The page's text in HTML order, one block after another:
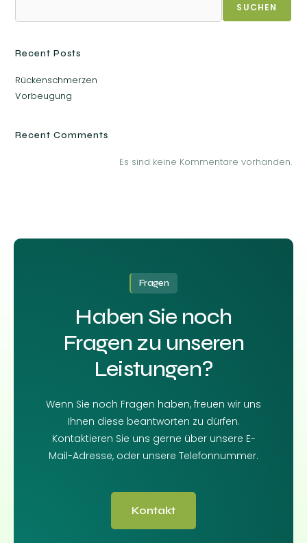
SUCHEN
Recent Posts
Rückenschmerzen
Vorbeugung
Recent Comments
Es sind keine Kommentare vorhanden.
Fragen
Haben Sie noch
Fragen zu unseren
Leistungen?
Wenn Sie noch Fragen haben, freuen wir uns
Ihnen diese beantworten zu dürfen.
Kontaktieren Sie uns gerne über unsere E-
Mail-Adresse, oder unsere Telefonnummer.
Kontakt